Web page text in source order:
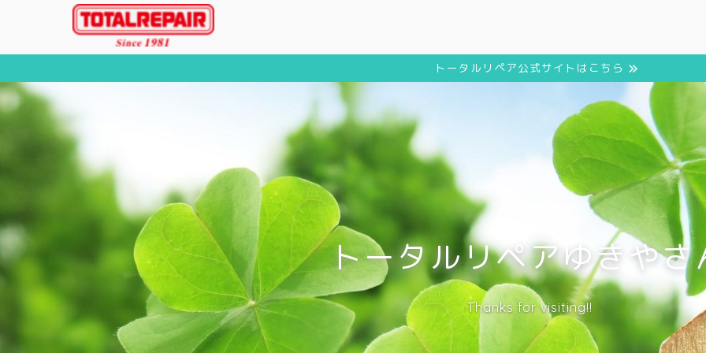
トータルリペア公式サイトはこちら
トータルリペアゆきやさ
Thanks for visiting!!